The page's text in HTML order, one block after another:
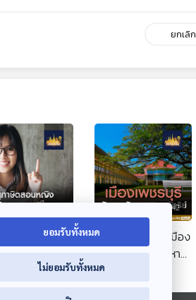
ยกเลิก
ดีตสถานะสตรี
คมไทยผ่าน
กรรมสุภาษิต
ญิง
28:42
ความสำคัญของเมือง
เพชรบุรีต่อพระมหา
กษัตริย์
มองอดีต
ยอมรับทั้งหมด
ไม่ยอมรับทั้งหมด